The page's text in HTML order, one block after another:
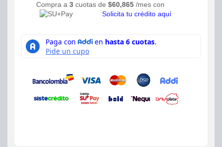
cantidadCompra a 3 cuotas de $60,865 /mes con
Solicita tu crédito aquí